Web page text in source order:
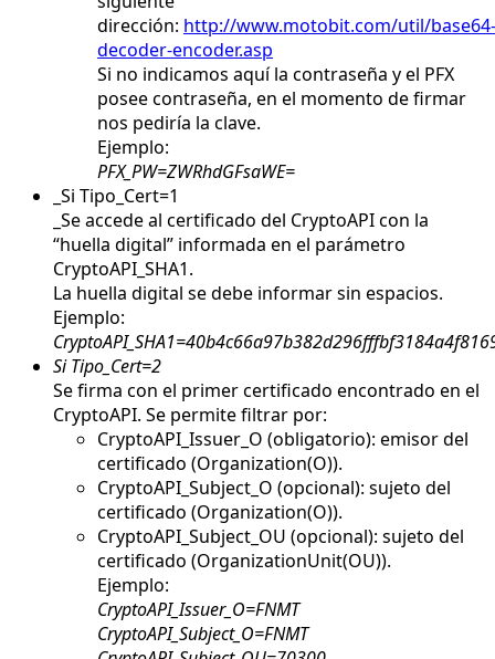
dirección: http://www.motobit.com/util/base64-
decoder-encoder.asp
Si no indicamos aquí la contraseña y el PFX
posee contraseña, en el momento de firmar
nos pediría la clave.
Ejemplo:
PFX_PW=ZWRhdGFsaWE=
_Si Tipo_Cert=1
_Se accede al certificado del CryptoAPI con la
“huella digital” informada en el parámetro
CryptoAPI_SHA1.
La huella digital se debe informar sin espacios.
Ejemplo:
Si Tipo_Cert=2
Se firma con el primer certificado encontrado en el
CryptoAPI. Se permite filtrar por:
CryptoAPI_Issuer_O (obligatorio): emisor del
certificado (Organization(O)).
CryptoAPI_Subject_O (opcional): sujeto del
certificado (Organization(O)).
CryptoAPI_Subject_OU (opcional): sujeto del
certificado (OrganizationUnit(OU)).
Ejemplo:
CryptoAPI_Issuer_O=FNMT
CryptoAPI_Subject_O=FNMT